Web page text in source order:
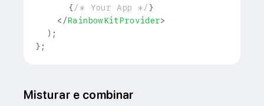
{ /* Your App */ }
</RainbowKitProvider>
) ;
} ;
Misturar e combinar